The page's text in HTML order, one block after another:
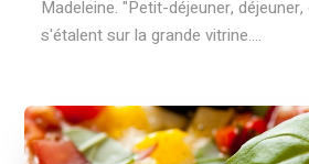
Madeleine. "Petit-déjeuner,
s'étalent sur la grande vitrine....